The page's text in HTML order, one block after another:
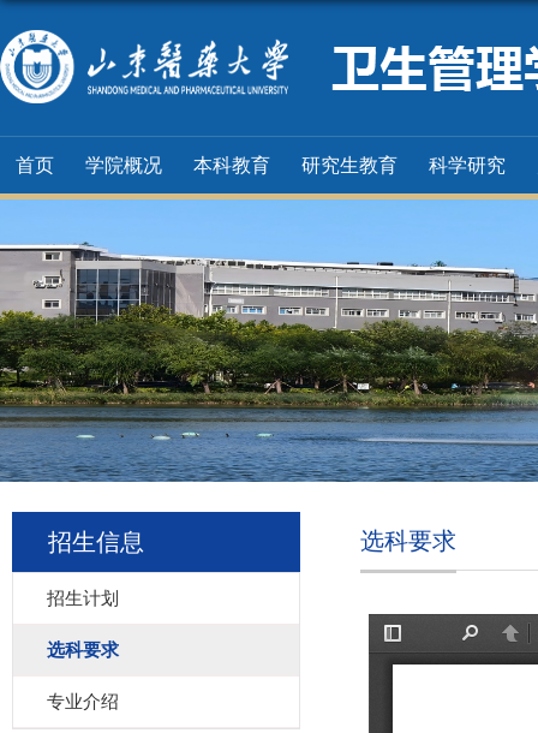
首页 学院概况 本科教育 研究生教育 科学研究
招生信息
招生计划
选科要求
专业介绍
选科要求